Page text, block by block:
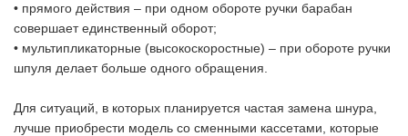
• прямого действия – при одном обороте ручки барабан
совершает единственный оборот;
• мультипликаторные (высокоскоростные) – при обороте ручки
шпуля делает больше одного обращения.
Для ситуаций, в которых планируется частая замена шнура,
лучше приобрести модель со сменными кассетами, которые